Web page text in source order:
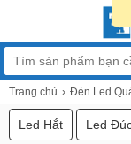
Trang chủ Đèn Led
Led Hắt Led